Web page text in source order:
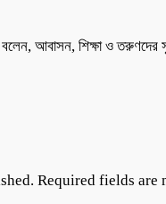
বলেন, আবাসন, শিক্ষা ও
Required fields are